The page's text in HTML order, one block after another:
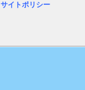
イトポリシー